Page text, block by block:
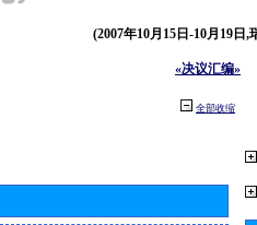
(2007年10月15日-10月19日,
«决议汇编»
全部收缩